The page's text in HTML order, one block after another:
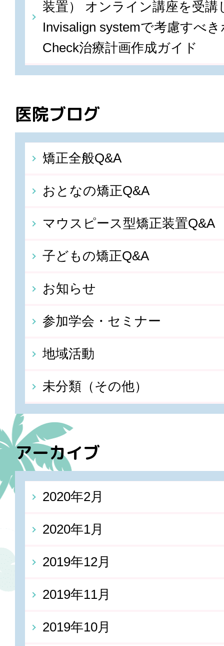
装置） オンライン講座を受講
Invisalign systemで考慮すべ
Check治療計画作成ガイド
医院ブログ
矯正全般Q&A
おとなの矯正Q&A
マウスピース型矯正装置Q&A
子どもの矯正Q&A
お知らせ
参加学会・セミナー
地域活動
未分類（その他）
アーカイブ
2020年2月
2020年1月
2019年12月
2019年11月
2019年10月